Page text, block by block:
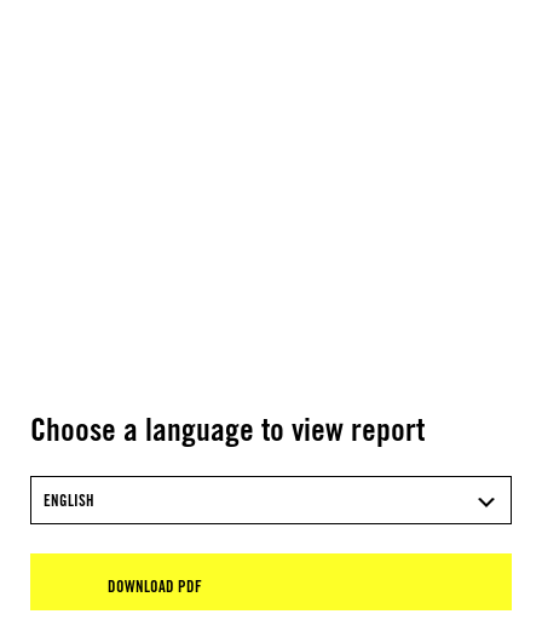
Choose a language to view report
ENGLISH
DOWNLOAD PDF